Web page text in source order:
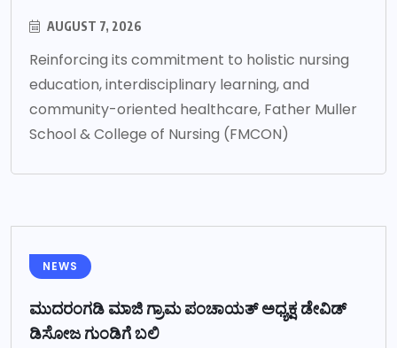
AUGUST 7, 2026
Reinforcing its commitment to holistic nursing
education, interdisciplinary learning, and
community-oriented healthcare, Father Muller
School & College of Nursing (FMCON)
NEWS
ಮುದರಂಗಡಿ ಮಾಜಿ ಗ್ರಾಮ ಪಂಚಾಯತ್ ಅಧ್ಯಕ್ಷ ಡೇವಿಡ್
ಡಿಸೋಜ ಗುಂಡಿಗೆ ಬಲಿ